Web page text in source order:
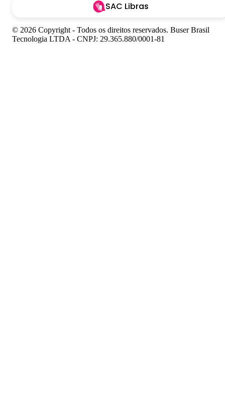
SAC Libras
© 2026 Copyright - Todos os direitos reservados. Buser Brasil
Tecnologia LTDA - CNPJ: 29.365.880/0001-81